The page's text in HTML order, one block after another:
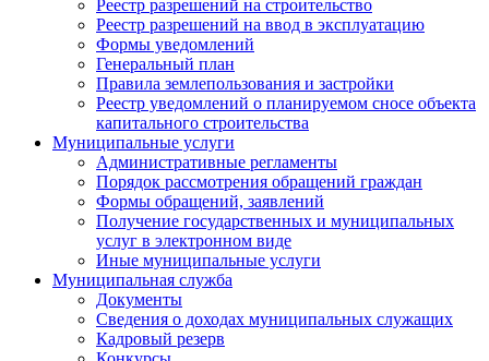
Реестр разрешений на строительство
Реестр разрешений на ввод в эксплуатацию
Формы уведомлений
Генеральный план
Правила землепользования и застройки
Реестр уведомлений о планируемом сносе объекта
капитального строительства
Муниципальные услуги
Административные регламенты
Порядок рассмотрения обращений граждан
Формы обращений, заявлений
Получение государственных и муниципальных
услуг в электронном виде
Иные муниципальные услуги
Муниципальная служба
Документы
Сведения о доходах муниципальных служащих
Кадровый резерв